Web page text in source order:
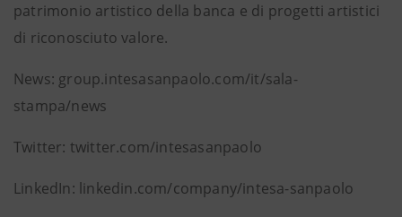
patrimonio artistico della banca e di progetti artistici
di riconosciuto valore.
News: group.intesasanpaolo.com/it/sala-
stampa/news
Twitter: twitter.com/intesasanpaolo
LinkedIn: linkedin.com/company/intesa-sanpaolo